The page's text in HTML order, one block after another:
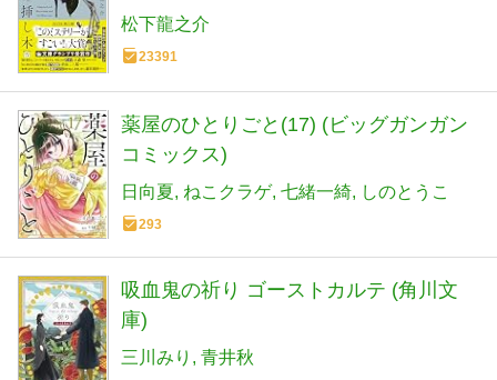
松下龍之介
23391
薬屋のひとりごと(17) (ビッグガンガン
コミックス)
日向夏 ねこクラゲ 七緒一綺 しのとうこ
293
吸血鬼の祈り ゴーストカルテ (角川文
庫)
三川みり 青井秋